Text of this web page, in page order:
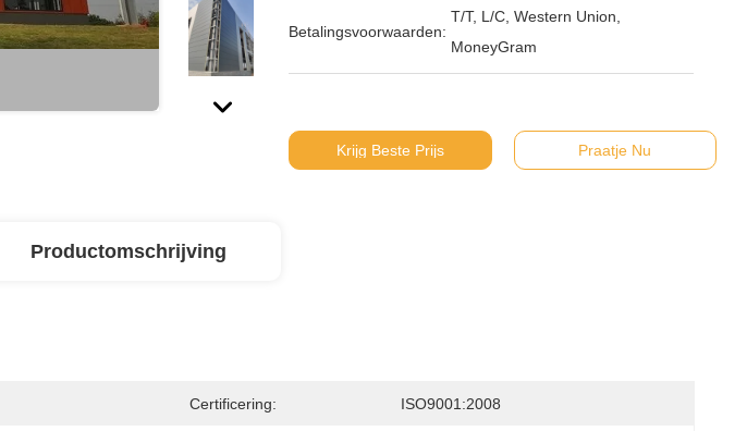
Betalingsvoorwaarden:
T/T, L/C, Western Union,
MoneyGram
Krijg Beste Prijs Praatje Nu
Productomschrijving
Certificering: ISO9001:2008